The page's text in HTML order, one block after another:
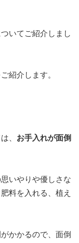
いてご紹介しまし
紹介します。
、 お手入れが面倒
いやりや優しさな
料を入れる、植え
かかるので、面倒